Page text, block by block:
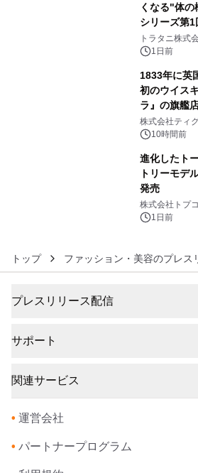
くなる"体
シリーズ第1
トラタニ株式
1日前
1833年に英
初のウイス
ラ』の旗艦
生 バカルデ
没入型バー
株式会社ティ
10時間前
進化したト
トリーモデ
発売
株式会社トプ
1日前
トップ ファッション・美容のプレス
プレスリリース配信
サポート
関連サービス
• 運営会社
• パートナープログラム